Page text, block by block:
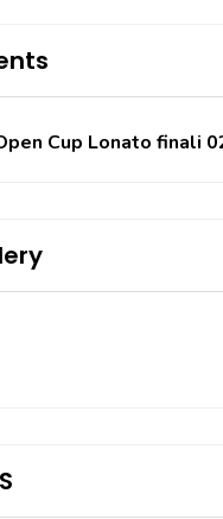
Cup Lonato finali